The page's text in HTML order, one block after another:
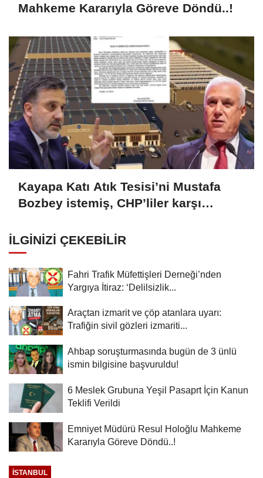
Mahkeme Kararıyla Göreve Döndü..!
Kayapa Katı Atık Tesisi’ni Mustafa
Bozbey istemiş, CHP’liler karşı
İLGINIZI ÇEKEBILIR
Fahri Trafik Müfettişleri Derneği’nden
Yargıya İtiraz: ‘Delilsizlik...
Araçtan izmarit ve çöp atanlara uyarı:
Trafiğin sivil gözleri izmariti...
Ahbap soruşturmasında bugün de 3 ünlü
ismin bilgisine başvuruldu!
6 Meslek Grubuna Yeşil Pasaprt İçin Kanun
Teklifi Verildi
Emniyet Müdürü Resul Holoğlu Mahkeme
Kararıyla Göreve Döndü..!
İSTANBUL